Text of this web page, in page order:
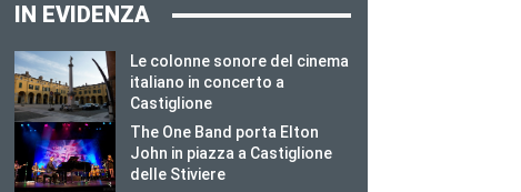
IN EVIDENZA
Le colonne sonore del cinema
italiano in concerto a
Castiglione
The One Band porta Elton
John in piazza a Castiglione
delle Stiviere